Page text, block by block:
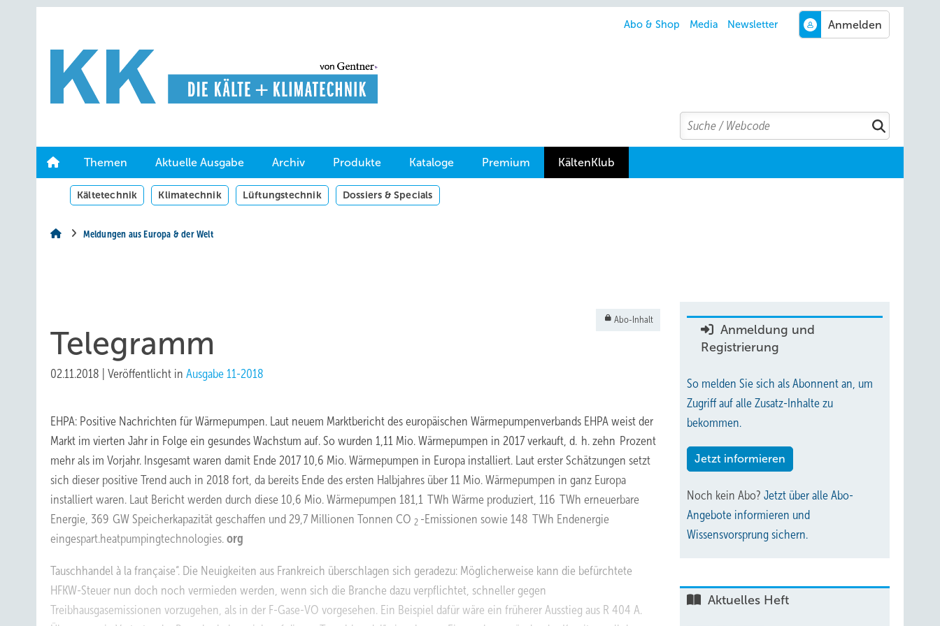
Hauptinhalt
Hauptmenü
Abo & Shop Media Newsletter
Search
Suchen
Themen Aktuelle Ausgabe Archiv Produkte Kataloge Premium KältenKlub
Kältetechnik Klimatechnik Lüftungstechnik Dossiers & Specials
Meldungen aus Europa & der Welt
Abo-Inhalt
Telegramm
02.11.2018 Veröffentlicht in Ausgabe 11-2018
EHPA: Positive Nachrichten für Wärmepumpen. Laut neuem Marktbericht des europäischen Wärmepumpenverbands EHPA weist der
Markt im vierten Jahr in Folge ein gesundes Wachstum auf. So wurden 1,11 Mio. Wärmepumpen in 2017 verkauft, d. h. zehn Prozent
mehr als im Vorjahr. Insgesamt waren damit Ende 2017 10,6 Mio. Wärmepumpen in Europa installiert. Laut erster Schätzungen setzt
sich dieser positive Trend auch in 2018 fort, da bereits Ende des ersten Halbjahres über 11 Mio. Wärmepumpen in ganz Europa
installiert waren. Laut Bericht werden durch diese 10,6 Mio. Wärmepumpen 181,1 TWh Wärme produziert, 116 TWh erneuerbare
Energie, 369 GW Speicherkapazität geschaffen und 29,7 Millionen Tonnen CO 2 -Emissionen sowie 148 TWh Endenergie
eingespart.heatpumpingtechnologies. org
Tauschhandel à la française“. Die Neuigkeiten aus Frankreich überschlagen sich geradezu: Möglicherweise kann die befürchtete
HFKW-Steuer nun doch noch vermieden werden, wenn sich die Branche dazu verpflichtet, schneller gegen
Treibhausgasemissionen vorzugehen, als in der F-Gase-VO vorgesehen. Ein Beispiel dafür wäre ein früherer Ausstieg aus R 404 A.
Anmeldung und
Registrierung
So melden Sie sich als Abonnent an, um
Zugriff auf alle Zusatz-Inhalte zu
bekommen.
Jetzt informieren
Noch kein Abo? Jetzt über alle Abo-
Angebote informieren und
Wissensvorsprung sichern.
Aktuelles Heft